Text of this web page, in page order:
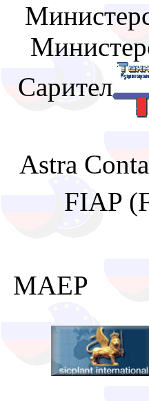
Сарител
Astra
FIAP
MAEP